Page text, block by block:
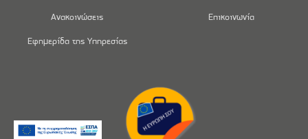
Ανακοινώσεις
Εφημερίδα της Υπηρεσίας
Επικοινωνία